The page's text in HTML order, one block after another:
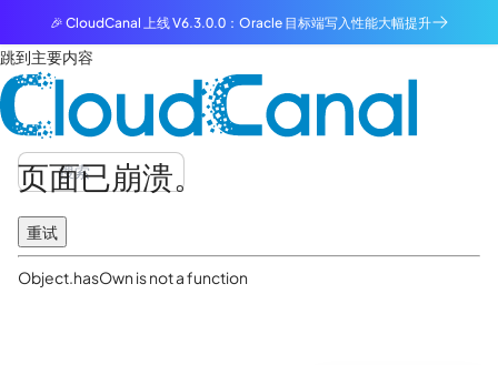
🎉 CloudCanal 上线 V6.3.0.0：Oracle 目标端写入性能大幅提升
跳到主要内容
页面已崩溃。
重试
Object.hasOwn is not a function